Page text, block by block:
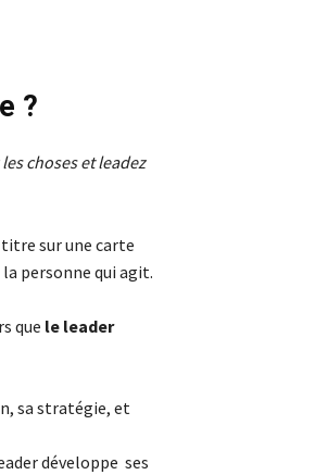
?
choses et leadez
sur une carte
personne qui agit.
que le leader
sa stratégie, et
développe ses